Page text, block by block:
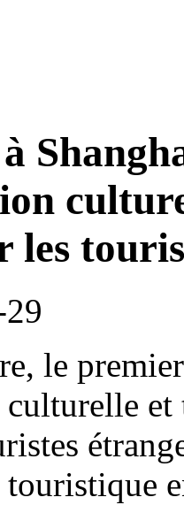
les
le